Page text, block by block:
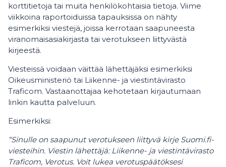
korttitietoja tai muita henkilökohtaisia tietoja. Viime
viikkoina raportoiduissa tapauksissa on nähty
esimerkiksi viestejä, joissa kerrotaan saapuneesta
viranomaisasiakirjasta tai verotukseen liittyvästä
kirjeestä.
Viesteissä voidaan väittää lähettäjäksi esimerkiksi
Oikeusministeriö tai Liikenne- ja viestintävirasto
Traficom. Vastaanottajaa kehotetaan kirjautumaan
linkin kautta palveluun.
Esimerkiksi:
“Sinulle on saapunut verotukseen liittyvä kirje Suomi.fi-
viesteihin. Viestin lähettäjä: Liikenne- ja viestintävirasto
Traficom, Verotus. Voit lukea verotuspäätöksesi